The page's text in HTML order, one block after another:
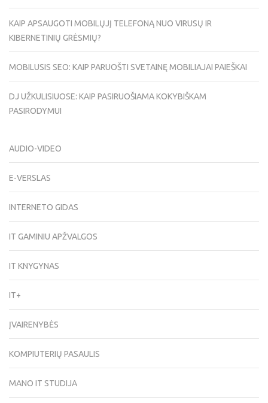
KAIP APSAUGOTI MOBILŲJĮ TELEFONĄ NUO VIRUSŲ IR
KIBERNETINIŲ GRĖSMIŲ?
MOBILUSIS SEO: KAIP PARUOŠTI SVETAINĘ MOBILIAJAI PAIEŠKAI
DJ UŽKULISIUOSE: KAIP PASIRUOŠIAMA KOKYBIŠKAM
PASIRODYMUI
AUDIO-VIDEO
E-VERSLAS
INTERNETO GIDAS
IT GAMINIU APŽVALGOS
IT KNYGYNAS
IT+
ĮVAIRENYBĖS
KOMPIUTERIŲ PASAULIS
MANO IT STUDIJA